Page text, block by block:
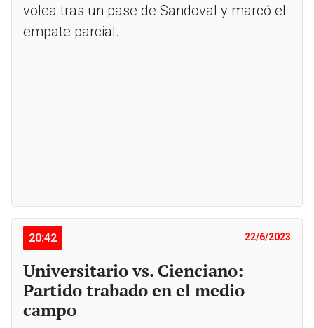
volea tras un pase de Sandoval y marcó el
empate parcial.
20:42 22/6/2023
Universitario vs. Cienciano:
Partido trabado en el medio
campo